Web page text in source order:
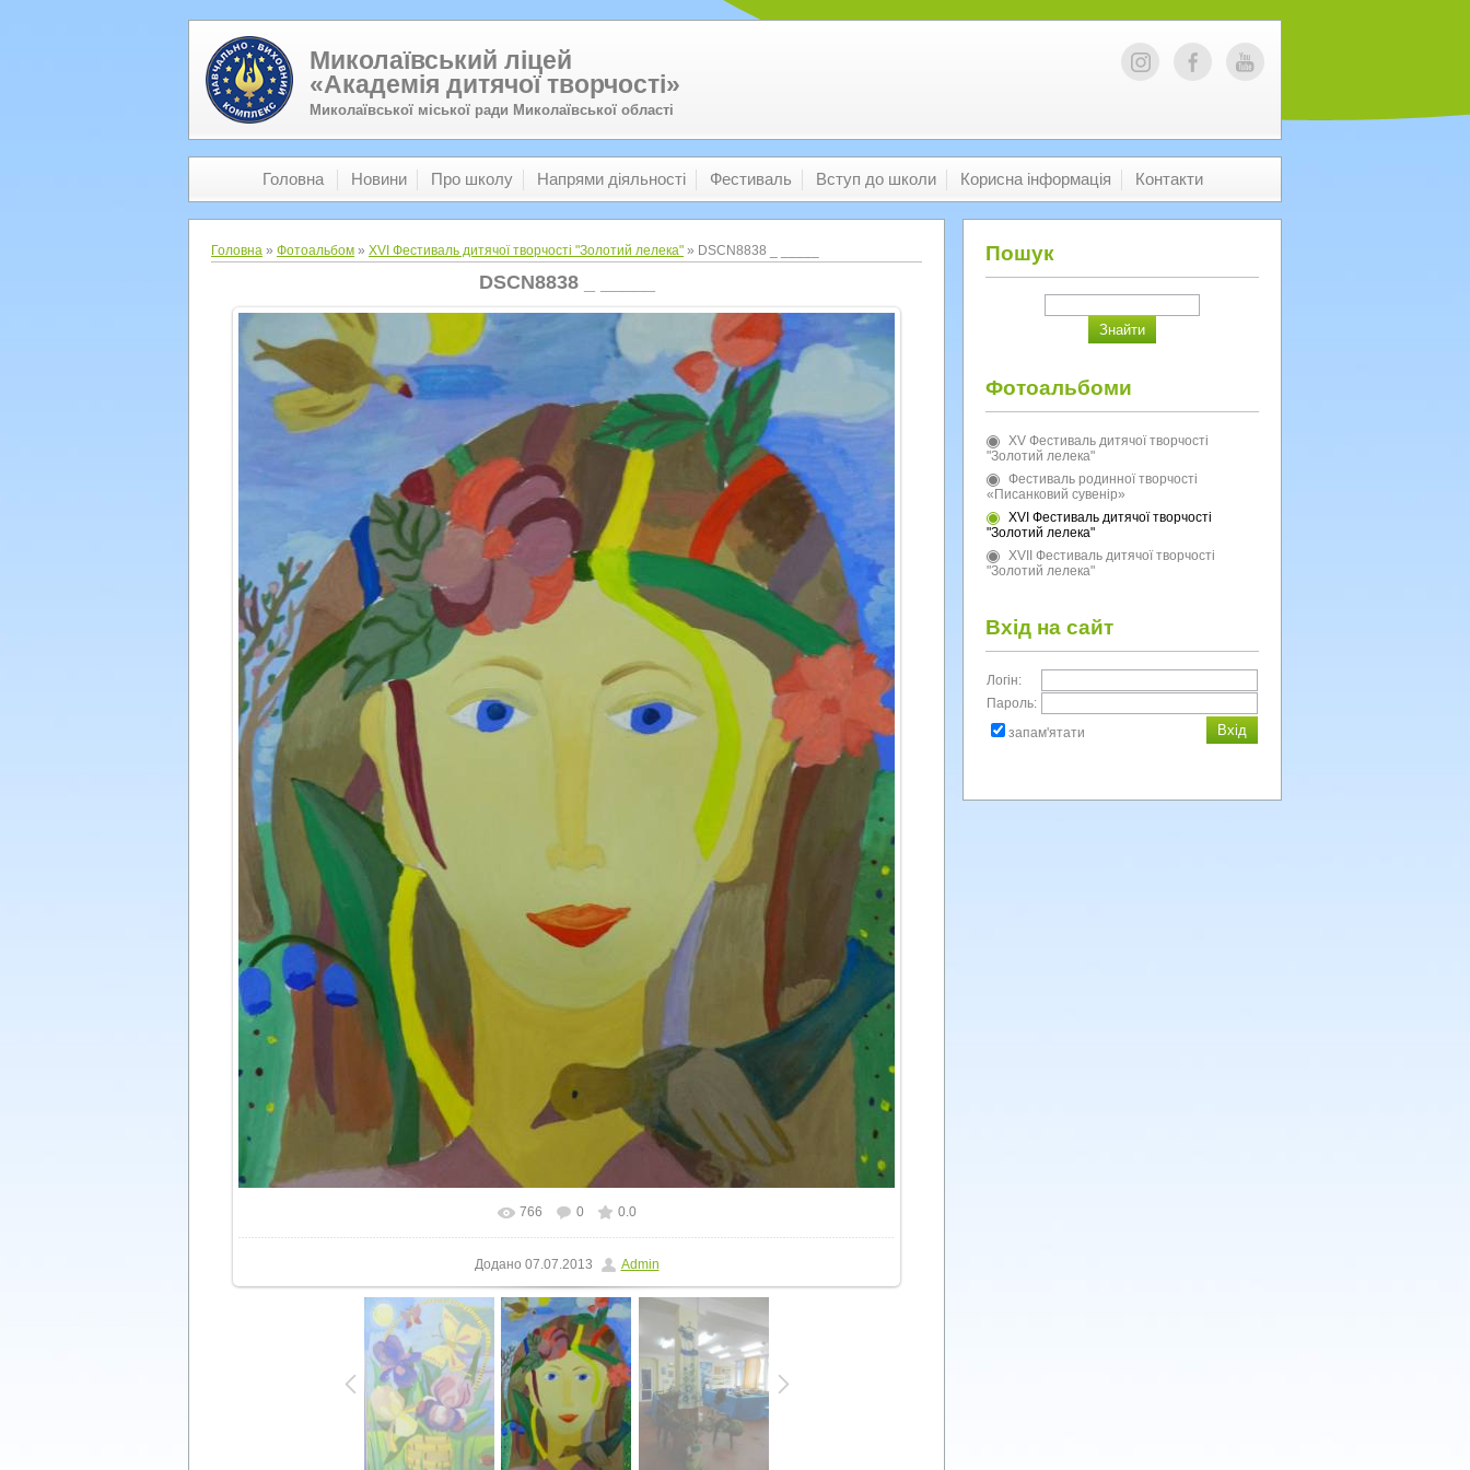
Миколаївський ліцей
«Академія дитячої творчості»
Миколаївської міської ради Миколаївської області
Головна Новини Про школу Напрями діяльності Фестиваль Вступ до школи Корисна інформація Контакти
Головна » Фотоальбом » XVI Фестиваль дитячої творчості "Золотий лелека" » DSCN8838 _ _____
DSCN8838 _ _____
У реальному розмірі 1200x1600
766 0 0.0
Додано 07.07.2013 Admin
Пошук
Фотоальбоми
XV Фестиваль дитячої творчості
"Золотий лелека"
Фестиваль родинної творчості
«Писанковий сувенір»
XVI Фестиваль дитячої творчості
"Золотий лелека"
XVII Фестиваль дитячої творчості
"Золотий лелека"
Вхід на сайт
Логін:
Пароль:
запам'ятати